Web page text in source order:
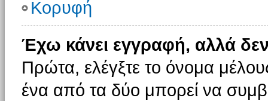
Κορυφή
Έχω κάνει εγγραφή, αλλά
Πρώτα, ελέγξτε το όνομα
ένα από τα δύο μπορεί να